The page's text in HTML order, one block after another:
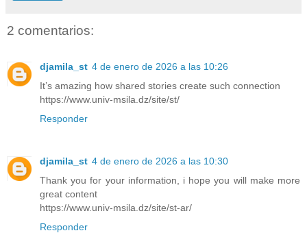
2 comentarios:
djamila_st 4 de enero de 2026 a las 10:26
It’s amazing how shared stories create such connection
https://www.univ-msila.dz/site/st/
Responder
djamila_st 4 de enero de 2026 a las 10:30
Thank you for your information, i hope you will make more
great content
https://www.univ-msila.dz/site/st-ar/
Responder